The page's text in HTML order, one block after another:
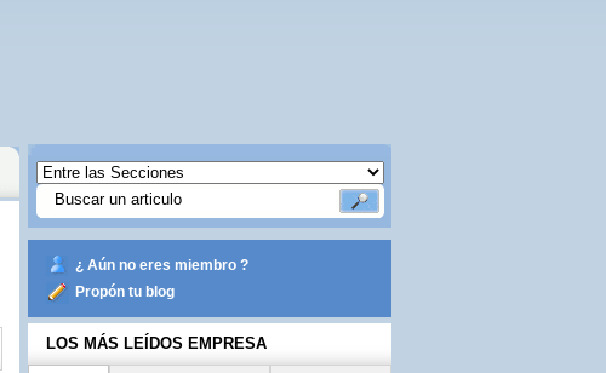
¿ Aún no eres miembro ?
Propón tu blog
LOS MÁS LEÍDOS EMPRESA